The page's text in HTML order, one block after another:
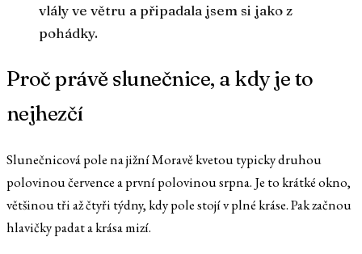
vlály ve větru a připadala jsem si jako z
pohádky.
Proč právě slunečnice, a kdy je to
nejhezčí
Slunečnicová pole na jižní Moravě kvetou typicky druhou
polovinou července a první polovinou srpna. Je to krátké okno,
většinou tři až čtyři týdny, kdy pole stojí v plné kráse. Pak začnou
hlavičky padat a krása mizí.